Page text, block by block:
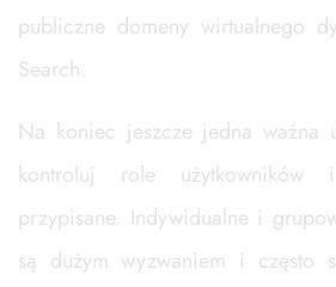
publiczne domeny wirtualnego
Search.
Na koniec jeszcze jedna ważna
kontroluj role
przypisane. Indywidualne i
są dużym wyzwaniem i często